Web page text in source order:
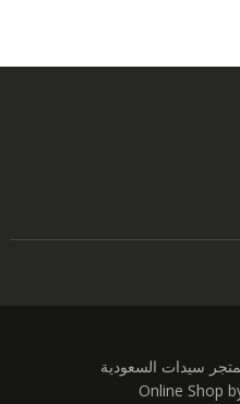
سيدات السعودية
Online Shop